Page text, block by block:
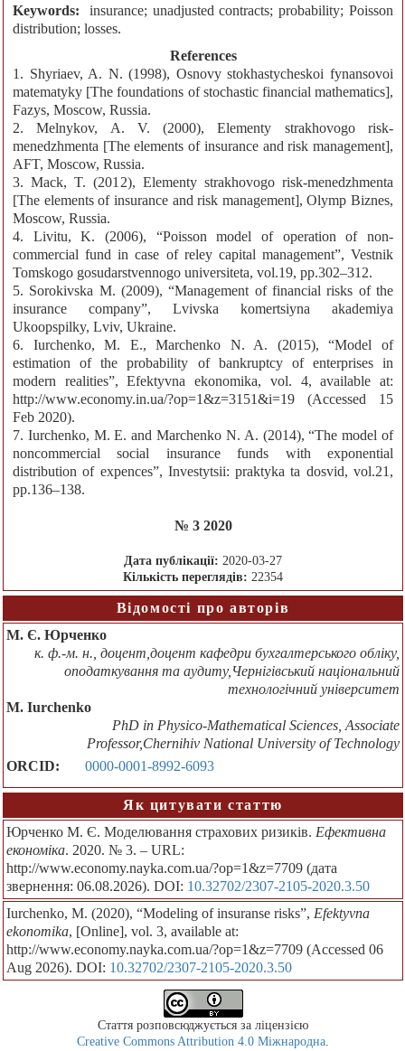
Keywords:
insurance; unadjusted contracts; probability; Poisson
distribution; losses.
References
1. Shyriaev, A. N. (1998), Osnovy stokhastycheskoi fynansovoi
matematyky [The foundations of stochastic financial mathematics],
Fazys, Moscow, Russia.
2. Melnykov, A. V. (2000), Elementy strakhovogo risk-
menedzhmenta [The elements of insurance and risk management],
AFT, Moscow, Russia.
3. Mack, T. (2012), Elementy strakhovogo risk-menedzhmenta
[The elements of insurance and risk management], Olymp Biznes,
Moscow, Russia.
4. Livitu, K. (2006), “Poisson model of operation of non-
commercial fund in case of reley capital management”, Vestnik
Tomskogo gosudarstvennogo universiteta, vol.19, pp.302–312.
5. Sorokivska M. (2009), “Management of financial risks of the
insurance company”, Lvivska komertsiyna akademiya
Ukoopspilky, Lviv, Ukraine.
6. Iurchenko, M. E., Marchenko N. A. (2015), “Model of
estimation of the probability of bankruptcy of enterprises in
modern realities”, Efektyvna ekonomika, vol. 4, available at:
http://www.economy.in.ua/?op=1&z=3151&i=19 (Accessed 15
Feb 2020).
7. Iurchenko, M. E. and Marchenko N. A. (2014), “The model of
noncommercial social insurance funds with exponential
distribution of expences”, Investytsii: praktyka ta dosvid, vol.21,
pp.136–138.
№ 3 2020
Дата публікації: 2020-03-27
Кількість переглядів: 22354
Відомості про авторів
М. Є. Юрченко
к. ф.-м. н., доцент,доцент кафедри бухгалтерського обліку,
оподаткування та аудиту,Чернігівський національний
технологічний університет
M. Iurchenko
PhD in Physico-Mathematical Sciences, Associate
Professor,Chernihiv National University of Technology
ORCID:
0000-0001-8992-6093
Як цитувати статтю
Юрченко М. Є. Моделювання страхових ризиків. Ефективна
економіка. 2020. № 3. – URL:
http://www.economy.nayka.com.ua/?op=1&z=7709 (дата
звернення: 06.08.2026). DOI: 10.32702/2307-2105-2020.3.50
Iurchenko, M. (2020), “Modeling of insuranse risks”, Efektyvna
ekonomika, [Online], vol. 3, available at:
http://www.economy.nayka.com.ua/?op=1&z=7709 (Accessed 06
Aug 2026). DOI: 10.32702/2307-2105-2020.3.50
Стаття розповсюджується за ліцензією
Creative Commons Attribution 4.0 Міжнародна.